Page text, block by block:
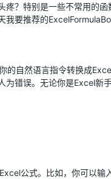
？特别是一些不常用的
要推荐的
的自然语言指令转换成
错误。无论你是Excel
公式。比如，你可以输